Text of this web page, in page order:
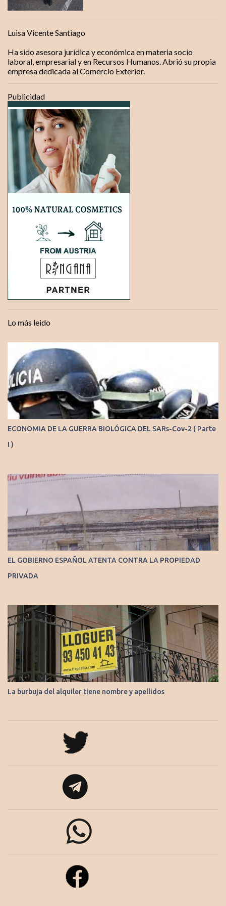
o
s
Luisa Vicente Santiago
Ha sido asesora jurídica y económica en materia socio
laboral, empresarial y en Recursos Humanos. Abrió su propia
empresa dedicada al Comercio Exterior.
Publicidad
Lo más leido
ECONOMIA DE LA GUERRA BIOLÓGICA DEL SARs-Cov-2 ( Parte
I )
EL GOBIERNO ESPAÑOL ATENTA CONTRA LA PROPIEDAD
PRIVADA
La burbuja del alquiler tiene nombre y apellidos